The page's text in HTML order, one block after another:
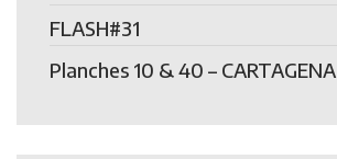
FLASH#31
Planches 10 & 40 – CARTAGENA